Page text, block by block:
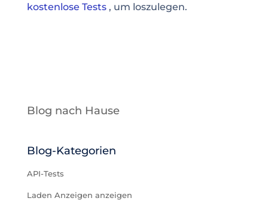
kostenlose Tests , um loszulegen.
Blog nach Hause
Blog-Kategorien
API-Tests
Laden Anzeigen anzeigen